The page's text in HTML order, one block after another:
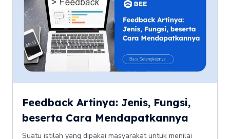
Feedback Artinya: Jenis, Fungsi,
beserta Cara Mendapatkannya
Suatu istilah yang dipakai masyarakat untuk menilai